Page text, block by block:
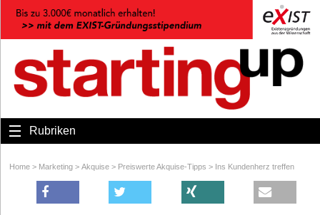
Rubriken
Home > Marketing > Akquise > Preiswerte Akquise-Tipps > Ins Kundenherz treffen